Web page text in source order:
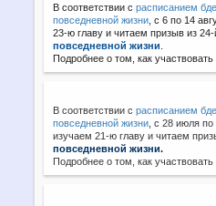
В соответствии срасписанием
повседневной жизни , с 6 по 14
23-ю главу и читаем призыв из
повседневной жизни
Подробнее о том, как
В соответствии с расписанием
повседневной жизни с 28 июля по
изучаем 21-ю главу и читаем
повседневной жизни.
Подробнее о том, как